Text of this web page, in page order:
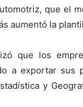
que el
aumentó la
que los
a exportar sus
y